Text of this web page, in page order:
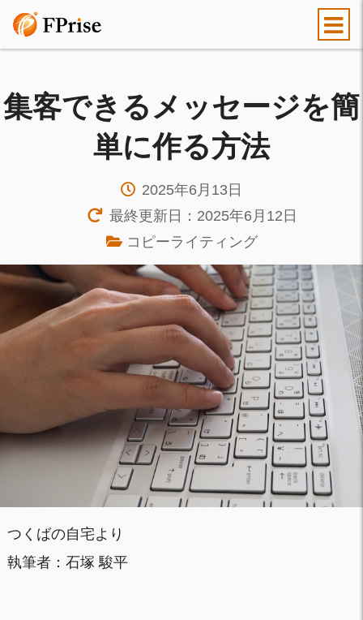
集客できるメッセージを簡
単に作る方法
2025年6月13日
最終更新日：2025年6月12日
コピーライティング
つくばの自宅より
執筆者：石塚 駿平